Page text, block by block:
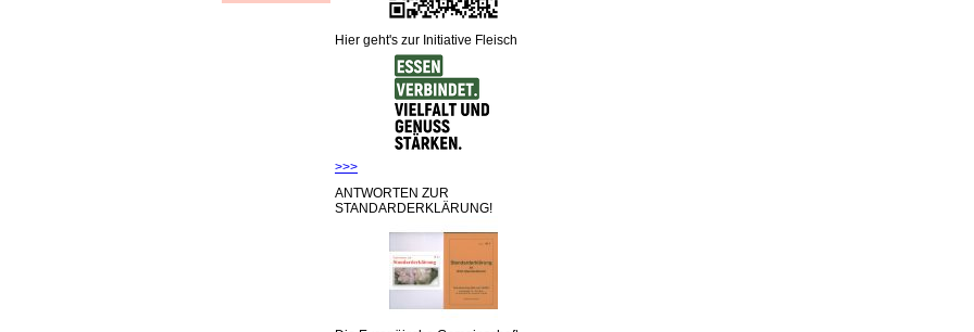
Hier geht's zur Initiative Fleisch
>>>
ANTWORTEN ZUR
STANDARDERKLÄRUNG!